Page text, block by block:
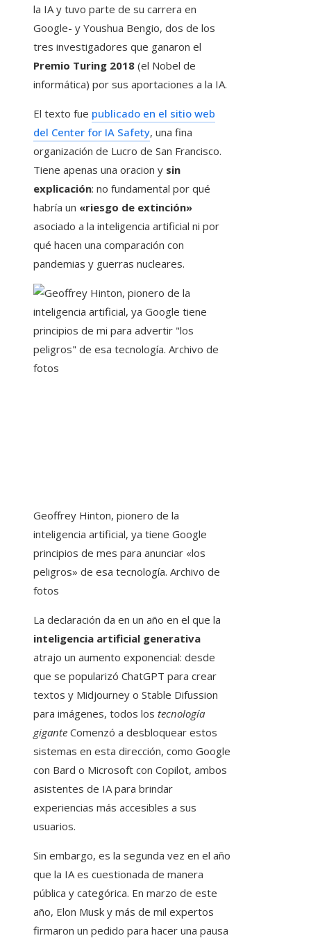
la IA y tuvo parte de su carrera en
Google- y Youshua Bengio, dos de los
tres investigadores que ganaron el
Premio Turing 2018 (el Nobel de
informática) por sus aportaciones a la IA.
El texto fue publicado en el sitio web
del Center for IA Safety, una fina
organización de Lucro de San Francisco.
Tiene apenas una oracion y sin
explicación: no fundamental por qué
habría un «riesgo de extinción»
asociado a la inteligencia artificial ni por
qué hacen una comparación con
pandemias y guerras nucleares.
Geoffrey Hinton, pionero de la
inteligencia artificial, ya tiene Google
principios de mes para anunciar «los
peligros» de esa tecnología. Archivo de
fotos
La declaración da en un año en el que la
inteligencia artificial generativa
atrajo un aumento exponencial: desde
que se popularizó ChatGPT para crear
textos y Midjourney o Stable Difussion
para imágenes, todos los tecnología
gigante Comenzó a desbloquear estos
sistemas en esta dirección, como Google
con Bard o Microsoft con Copilot, ambos
asistentes de IA para brindar
experiencias más accesibles a sus
usuarios.
Sin embargo, es la segunda vez en el año
que la IA es cuestionada de manera
pública y categórica. En marzo de este
año, Elon Musk y más de mil expertos
firmaron un pedido para hacer una pausa